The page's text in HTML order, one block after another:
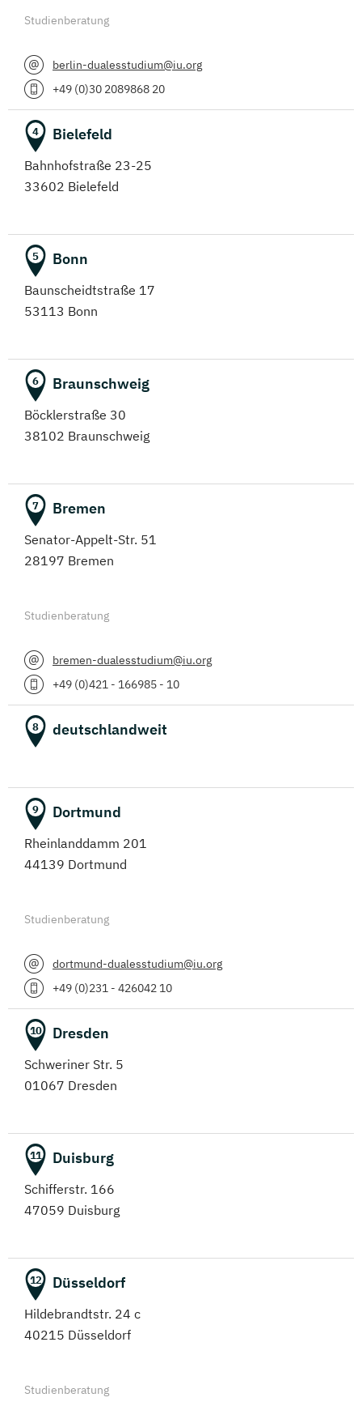
Studienberatung
berlin-dualesstudium@iu.org
+49 (0)30 2089868 20
4 Bielefeld
Bahnhofstraße 23-25
33602 Bielefeld
5 Bonn
Baunscheidtstraße 17
53113 Bonn
6 Braunschweig
Böcklerstraße 30
38102 Braunschweig
7 Bremen
Senator-Appelt-Str. 51
28197 Bremen
Studienberatung
bremen-dualesstudium@iu.org
+49 (0)421 - 166985 - 10
8 deutschlandweit
9 Dortmund
Rheinlanddamm 201
44139 Dortmund
Studienberatung
dortmund-dualesstudium@iu.org
+49 (0)231 - 426042 10
10 Dresden
Schweriner Str. 5
01067 Dresden
11 Duisburg
Schifferstr. 166
47059 Duisburg
12 Düsseldorf
Hildebrandtstr. 24 c
40215 Düsseldorf
Studienberatung